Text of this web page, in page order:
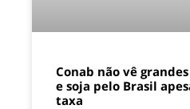
Conab não vê
e soja pelo Brasil
taxa